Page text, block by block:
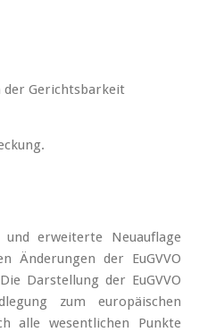
der Gerichtsbarkeit
erweiterte Neuauflage
Änderungen der EuGVVO
Darstellung der EuGVVO
zum europäischen
alle wesentlichen Punkte